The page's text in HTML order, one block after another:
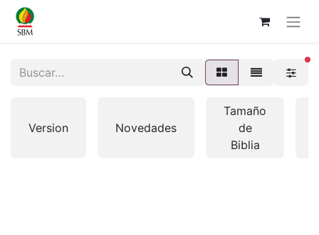
Version Novedades
Tamaño
de
Biblia